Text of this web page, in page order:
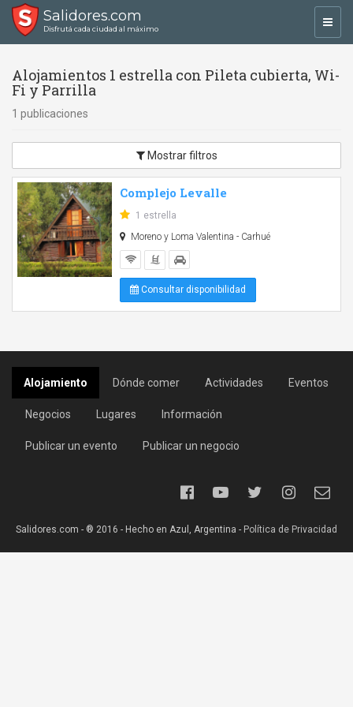
Salidores.com
Disfrutá cada ciudad al máximo
Alojamientos 1 estrella con Pileta cubierta, Wi-
Fi y Parrilla
1 publicaciones
Mostrar filtros
Complejo Levalle
1 estrella
Moreno y Loma Valentina - Carhué
Consultar disponibilidad
Alojamiento Dónde comer Actividades Eventos
Negocios Lugares Información
Publicar un evento Publicar un negocio
Salidores.com - ® 2016 - Hecho en Azul, Argentina - Política de Privacidad